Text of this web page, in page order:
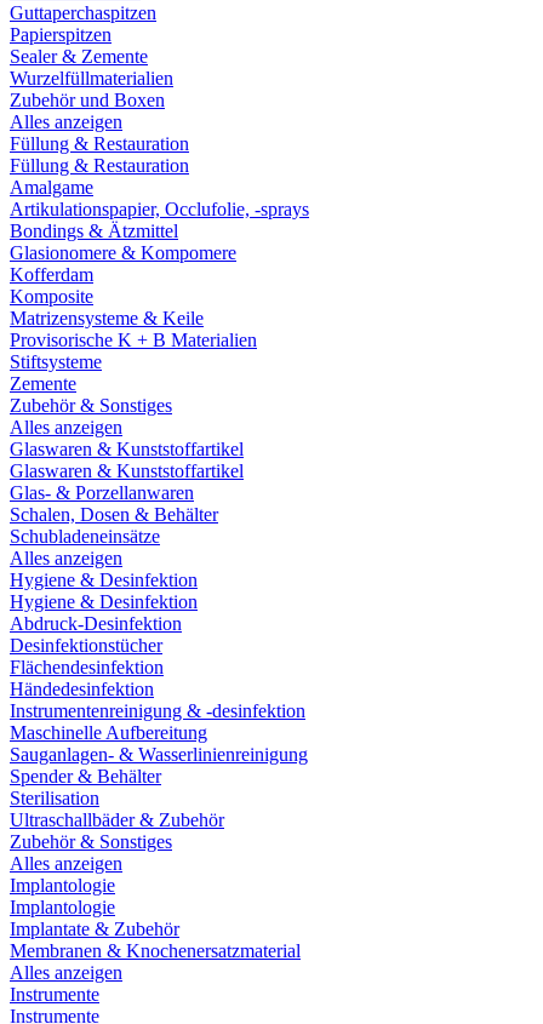
Guttaperchaspitzen
Papierspitzen
Sealer & Zemente
Wurzelfüllmaterialien
Zubehör und Boxen
Alles anzeigen
Füllung & Restauration
Füllung & Restauration
Amalgame
Artikulationspapier, Occlufolie, -sprays
Bondings & Ätzmittel
Glasionomere & Kompomere
Kofferdam
Komposite
Matrizensysteme & Keile
Provisorische K + B Materialien
Stiftsysteme
Zemente
Zubehör & Sonstiges
Alles anzeigen
Glaswaren & Kunststoffartikel
Glaswaren & Kunststoffartikel
Glas- & Porzellanwaren
Schalen, Dosen & Behälter
Schubladeneinsätze
Alles anzeigen
Hygiene & Desinfektion
Hygiene & Desinfektion
Abdruck-Desinfektion
Desinfektionstücher
Flächendesinfektion
Händedesinfektion
Instrumentenreinigung & -desinfektion
Maschinelle Aufbereitung
Sauganlagen- & Wasserlinienreinigung
Spender & Behälter
Sterilisation
Ultraschallbäder & Zubehör
Zubehör & Sonstiges
Alles anzeigen
Implantologie
Implantologie
Implantate & Zubehör
Membranen & Knochenersatzmaterial
Alles anzeigen
Instrumente
Instrumente